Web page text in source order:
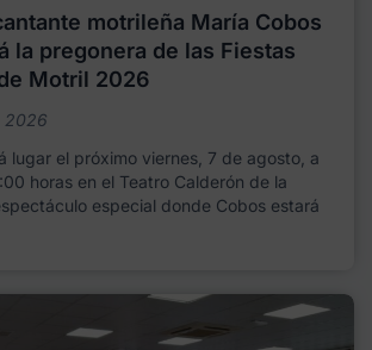
motrileña María Cobos
la pregonera de las Fiestas
Motril 2026
2026
lugar el próximo viernes, 7 de agosto, a
horas en el Teatro Calderón de la
especial donde Cobos estará